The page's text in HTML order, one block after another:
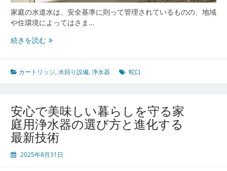
家庭の水道水は、安全基準に則って管理されているものの、地域
や住環境によってはさま…
続きを読む浄
で
快
な
水
生
活
を
実
カートリッジ,水回り設備,浄水器 蛇口
安心で美味しい暮らしを守る家
庭用浄水器の選び方と進化する
最新技術
2025年8月31日